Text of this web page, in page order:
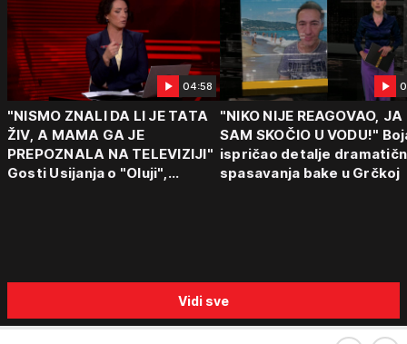
04:58
"NISMO ZNALI DA LI JE TATA
ŽIV, A MAMA GA JE
PREPOZNALA NA TELEVIZIJI"
Gosti Usijanja o "Oluji",
"NIKO NIJE REAGOVAO, JA
SAM SKOČIO U VODU!"
ispričao detalje
spasavanja bake u Grčkoj
Vidi sve